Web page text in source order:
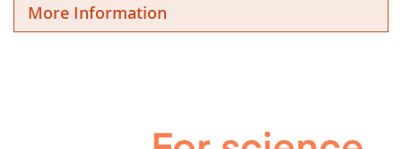
More Information